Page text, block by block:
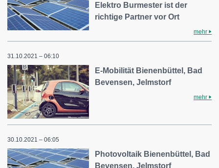
Elektro Burmester ist der
richtige Partner vor Ort
mehr
31.10.2021 – 06:10
E-Mobilität Bienenbüttel, Bad
Bevensen, Jelmstorf
mehr
30.10.2021 – 06:05
Photovoltaik Bienenbüttel, Bad
Bevensen, Jelmstorf